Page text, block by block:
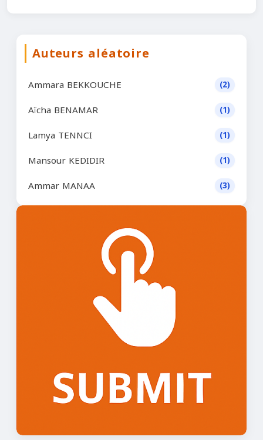
Auteurs aléatoire
Ammara BEKKOUCHE (2)
Aïcha BENAMAR (1)
Lamya TENNCI (1)
Mansour KEDIDIR (1)
Ammar MANAA (3)